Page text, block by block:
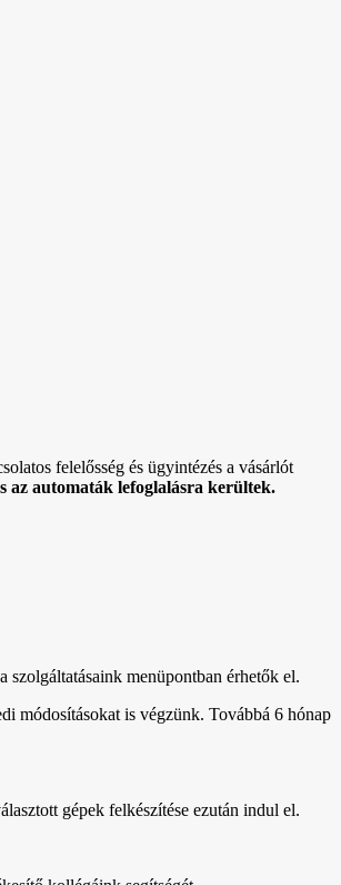
felelősség és ügyintézés a vásárlót
az automaták lefoglalásra kerültek.
szolgáltatásaink menüpontban érhetők el.
módosításokat is végzünk. Továbbá 6 hónap
gépek felkészítése ezután indul el.